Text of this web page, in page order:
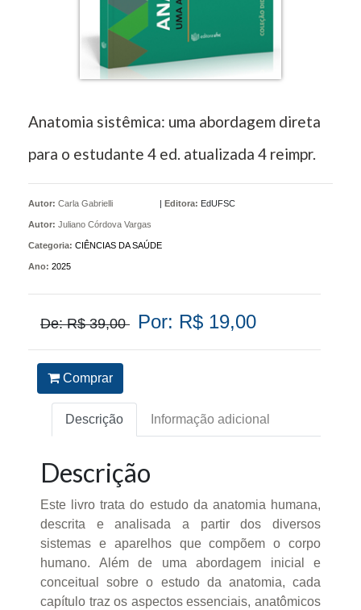
Anatomia sistêmica: uma abordagem direta
para o estudante 4 ed. atualizada 4 reimpr.
Autor: Carla Gabrielli
Autor: Juliano Córdova Vargas
| Editora: EdUFSC
Categoria: CIÊNCIAS DA SAÚDE
Ano: 2025
De: R$ 39,00 Por: R$ 19,00
Comprar
Descrição Informação adicional
Descrição
Este livro trata do estudo da anatomia humana,
descrita e analisada a partir dos diversos
sistemas e aparelhos que compõem o corpo
humano. Além de uma abordagem inicial e
conceitual sobre o estudo da anatomia, cada
capítulo traz os aspectos essenciais, anatômicos